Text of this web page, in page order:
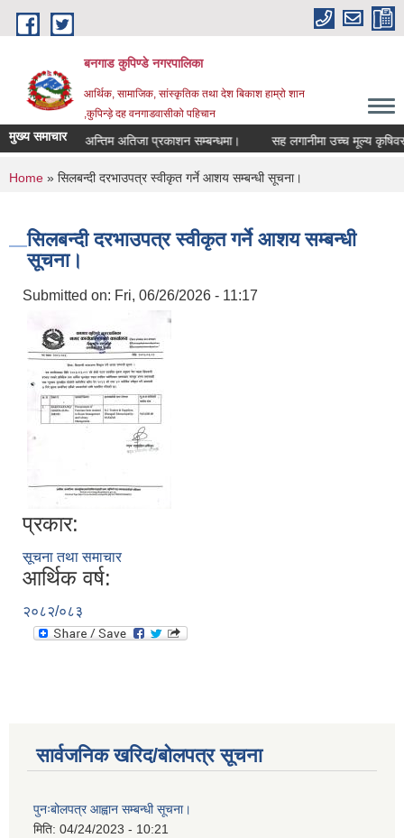
Skip to main content
बनगाड कुपिण्डे नगरपालिका
आर्थिक, सामाजिक, सांस्कृतिक तथा देश बिकाश हाम्रो शान
,कुपिन्ड़े दह वनगाडवासीको पहिचान
मुख्य समाचारअन्तिम अतिजा प्रकाशन सम्बन्धमा। सह लगानीमा उच्च मूल्य कृषिवस्तु
You are here
Home » सिलबन्दी दरभाउपत्र स्वीकृत गर्ने आशय सम्बन्धी सूचना।
सिलबन्दी दरभाउपत्र स्वीकृत गर्ने आशय सम्बन्धी
सूचना।
Submitted on: Fri, 06/26/2026 - 11:17
प्रकार:
सूचना तथा समाचार
आर्थिक वर्ष:
२०८२/०८३
सार्वजनिक खरिद/बोलपत्र सूचना
पुनःबोलपत्र आह्वान सम्बन्धी सूचना।
मिति: 04/24/2023 - 10:21